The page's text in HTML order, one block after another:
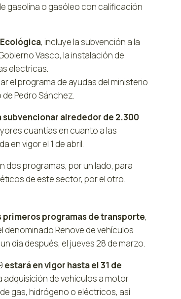
gasolina o gasóleo con calificación
, incluye la subvención a la
Vasco, la instalación de
eléctricas.
el programa de ayudas del ministerio
Pedro Sánchez.
subvencionar alrededor de 2.300
cuantías en cuanto a las
en vigor el 1 de abril.
dos programas, por un lado, para
de este sector, por el otro.
primeros programas de transporte,
denominado Renove de vehículos
día después, el jueves 28 de marzo.
estará en vigor hasta el 31 de
adquisición de vehículos a motor
gas, hidrógeno o eléctricos, así